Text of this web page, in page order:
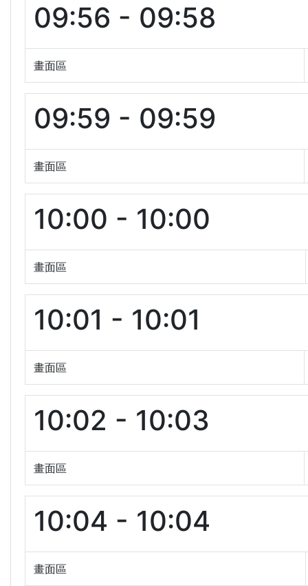
09:56 - 09:58
畫面區
09:59 - 09:59
畫面區
10:00 - 10:00
畫面區
10:01 - 10:01
畫面區
10:02 - 10:03
畫面區
10:04 - 10:04
畫面區